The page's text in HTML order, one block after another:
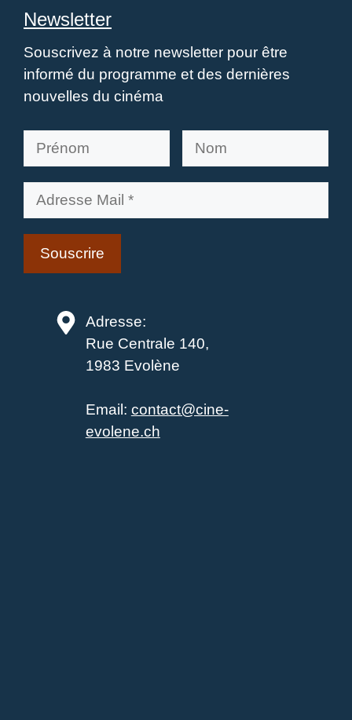
Newsletter
Souscrivez à notre newsletter pour être
informé du programme et des dernières
nouvelles du cinéma
Adresse:
Rue Centrale 140,
1983 Evolène
Email: contact@cine-
evolene.ch